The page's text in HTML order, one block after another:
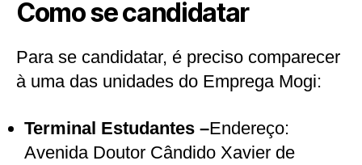
Como se candidatar
Para se candidatar, é preciso comparecer
à uma das unidades do Emprega Mogi:
Terminal Estudantes –Endereço:
Avenida Doutor Cândido Xavier de